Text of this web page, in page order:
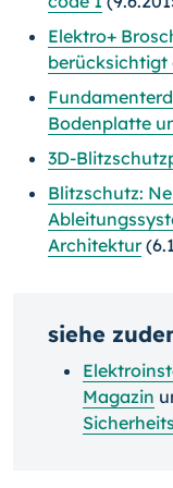
Elektro+
berücksichtigt
Bodenplatte
3D-
Blitzschutz:
Architektur
siehe
Magazin